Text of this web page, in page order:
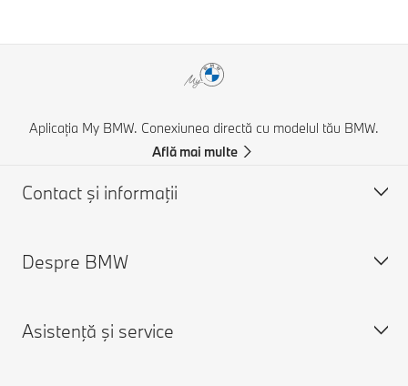
Aplicația My BMW. Conexiunea directă cu modelul tău BMW.
Află mai multe
Contact şi informaţii
Asistență și Contact
Caută un partener BMW
Despre BMW
Despre noi
Asistenţă şi service